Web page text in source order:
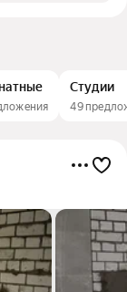
Студии
49